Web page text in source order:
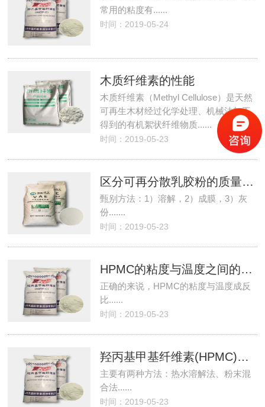
常用的粘度有......
时间：2019-05-24
木质纤维素的性能
木质纤维素（Methyl Cellulose）是天然
可再生木材经过化学处理、机械法加工
得到的有机絮状纤维物质......
时间：2019-05-23
区分可再分散乳胶粉的质量好坏
甄别方法：1）溶解，2）成膜，3）灰
份.......
时间：2019-05-23
HPMC的粘度与温度之间的关系，实际应用中需注意的地方
正确的来说，HPMC的粘度与温度成反
比......
时间：2019-05-23
羟丙基甲基纤维素(HPMC)的溶解方法
主要有两种方法：热水溶解法、粉末混
合法......
时间：2019-05-23